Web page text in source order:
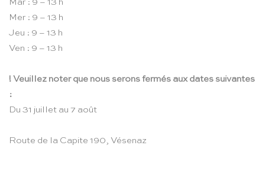
Mar : 9 – 13 h
Mer : 9 – 13 h
Jeu : 9 – 13 h
Ven : 9 – 13 h
! Veuillez noter que nous serons fermés aux dates suivantes
:
Du 31 juillet au 7 août
Route de la Capite 190, Vésenaz